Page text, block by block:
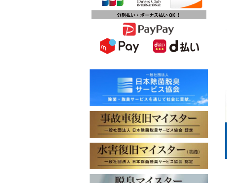
チバテレビ「チバテレ稼ぐ力養成講
座・講座会員インタビュー」で弊社
代表 大屋のインタビューが紹介され
2023.09.27
2023年10月1日オープン！